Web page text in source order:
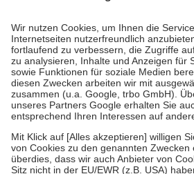
höchstens zehn Euro.
Es sind jedoch nie
Kosten der Leistung zu entrichten.
Diese Regeln gelten grundsätzlich auch
Bei Heilmitteln und häuslicher
Zuzahlung zehn Prozent der Kosten sowie
Verordnung.
Um das Engagement der Versicherten für
stärken und die besondere Stellung der
fallenkeine Zuzahlungenan bei:
• Kindern und Jugendlichen bis zum
mit Ausnahme der Fahrkosten